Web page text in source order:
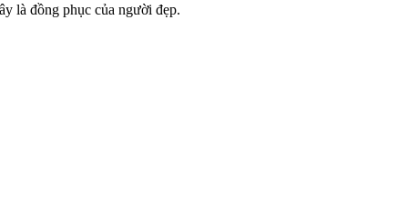
là đồng phục của người đẹp.